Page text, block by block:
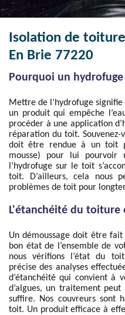
Isolation de
En Brie 77220
Pourquoi un
Mettre de l’hydrofuge
un produit qui empêche
procéder à une application
réparation du toit.
doit être rendue à un toit
mousse) pour lui pourvoir
l’hydrofuge sur le toit
toit. D’ailleurs, cela nous
problèmes de toit pour
L'étanchéité du toiture
Un démoussage doit être
bon état de l’ensemble de
nous vérifions l’état du
précise des analyses
d’étanchéité qui convient
d’algues, un traitement
suffire. Nos couvreurs sont
toit. Un produit efficace à